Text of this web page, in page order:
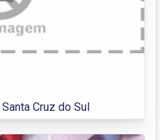
Cruz do Sul